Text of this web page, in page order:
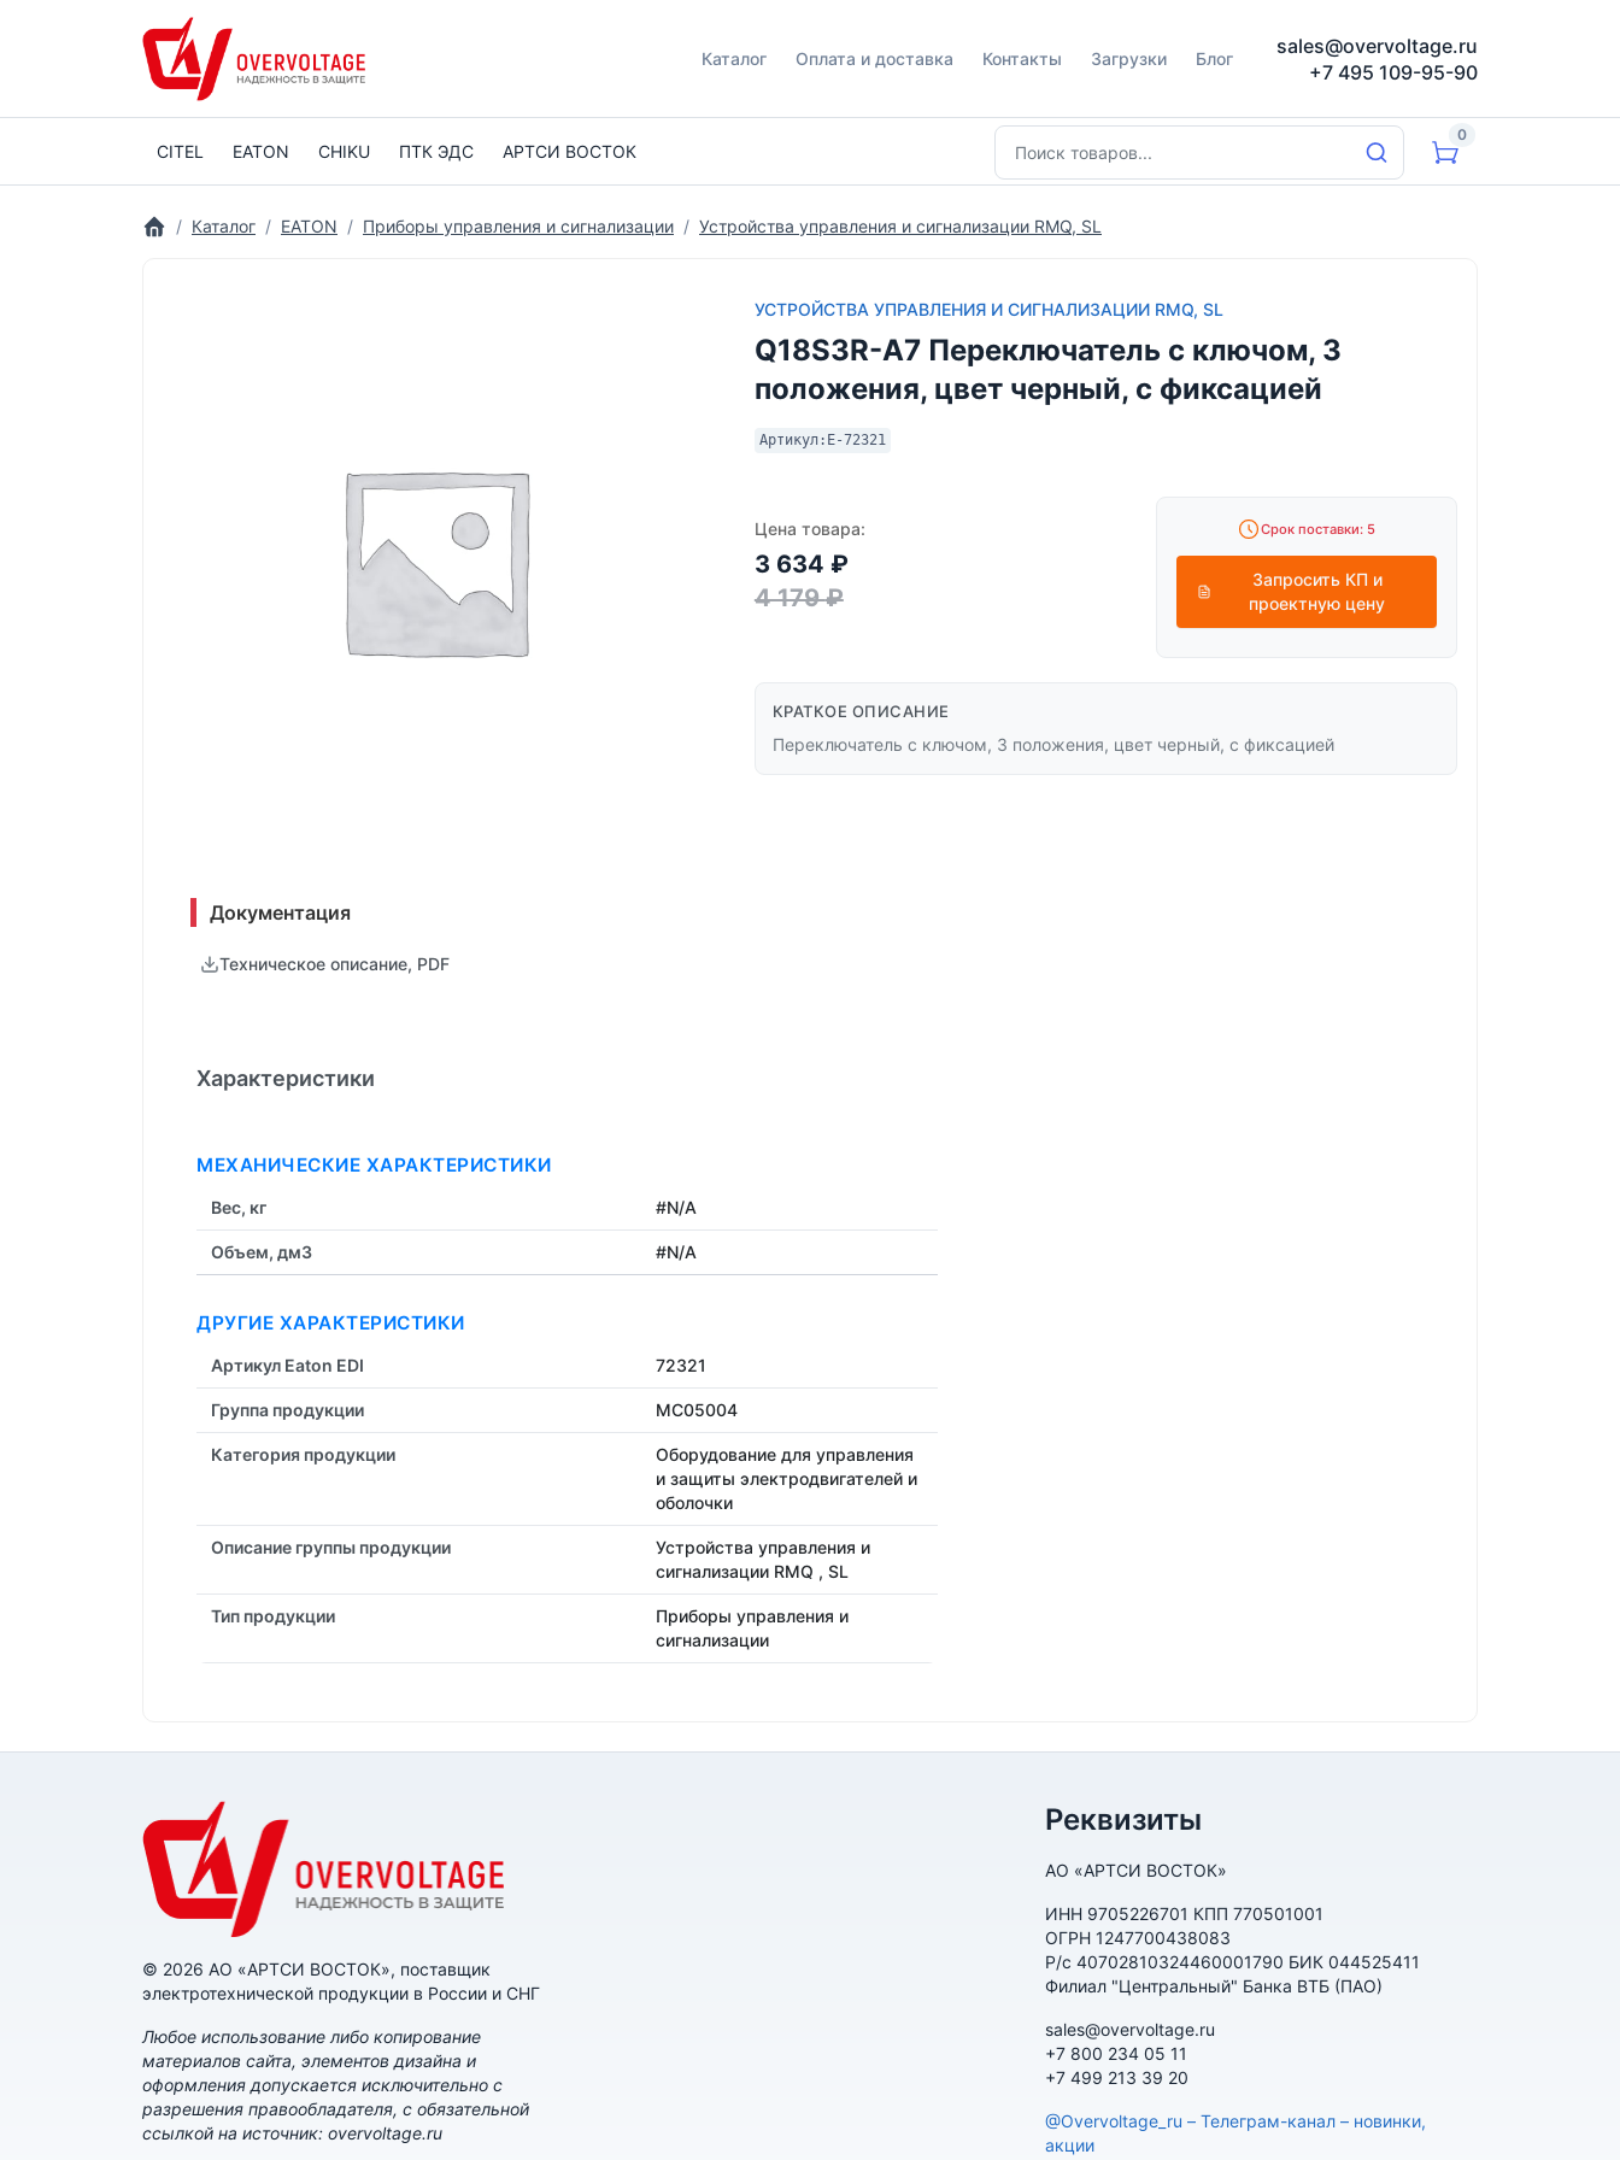
Каталог Оплата и доставка Контакты Загрузки Блог
sales@overvoltage.ru
+7 495 109-95-90
CITEL EATON CHIKU ПТК ЭДС АРТСИ ВОСТОК
0
Каталог EATON Приборы управления и сигнализации Устройства управления и сигнализации RMQ, SL
Документация
Техническое описание, PDF
УСТРОЙСТВА УПРАВЛЕНИЯ И СИГНАЛИЗАЦИИ RMQ, SL
Q18S3R-A7 Переключатель с ключом, 3
положения, цвет черный, с фиксацией
Артикул: E-72321
Цена товара:
3 634 ₽
4 179₽
Срок поставки: 5
Запросить КП и
проектную цену
КРАТКОЕ ОПИСАНИЕ
Переключатель с ключом, 3 положения, цвет черный, с фиксацией
Характеристики
МЕХАНИЧЕСКИЕ ХАРАКТЕРИСТИКИ
Вес, кг #N/A
Объем, дм3 #N/A
ДРУГИЕ ХАРАКТЕРИСТИКИ
Артикул Eaton EDI 72321
Группа продукции MC05004
Категория продукции
Оборудование для управления
и защиты электродвигателей и
оболочки
Описание группы продукции
Устройства управления и
сигнализации RMQ , SL
Тип продукции
Приборы управления и
сигнализации
© 2026 АО «АРТСИ ВОСТОК», поставщик
электротехнической продукции в России и СНГ
Любое использование либо копирование
материалов сайта, элементов дизайна и
оформления допускается исключительно с
разрешения правообладателя, с обязательной
ссылкой на источник: overvoltage.ru
Реквизиты
АО «АРТСИ ВОСТОК»
ИНН 9705226701 КПП 770501001
ОГРН 1247700438083
Р/с 40702810324460001790 БИК 044525411
Филиал "Центральный" Банка ВТБ (ПАО)
sales@overvoltage.ru
+7 800 234 05 11
+7 499 213 39 20
@Overvoltage_ru – Телеграм-канал – новинки,
акции